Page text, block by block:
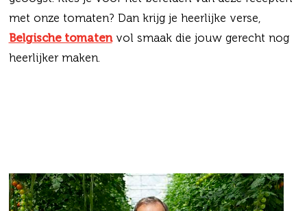
met onze tomaten? Dan krijg je heerlijke verse,
Belgische tomatenvol smaak die jouw gerecht nog
heerlijker maken.